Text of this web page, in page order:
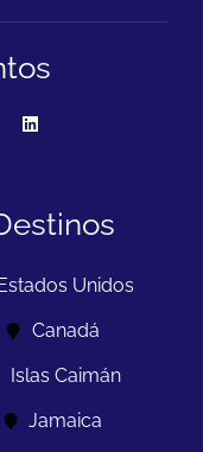
Estados Unidos
Canadá
Islas Caimán
Jamaica